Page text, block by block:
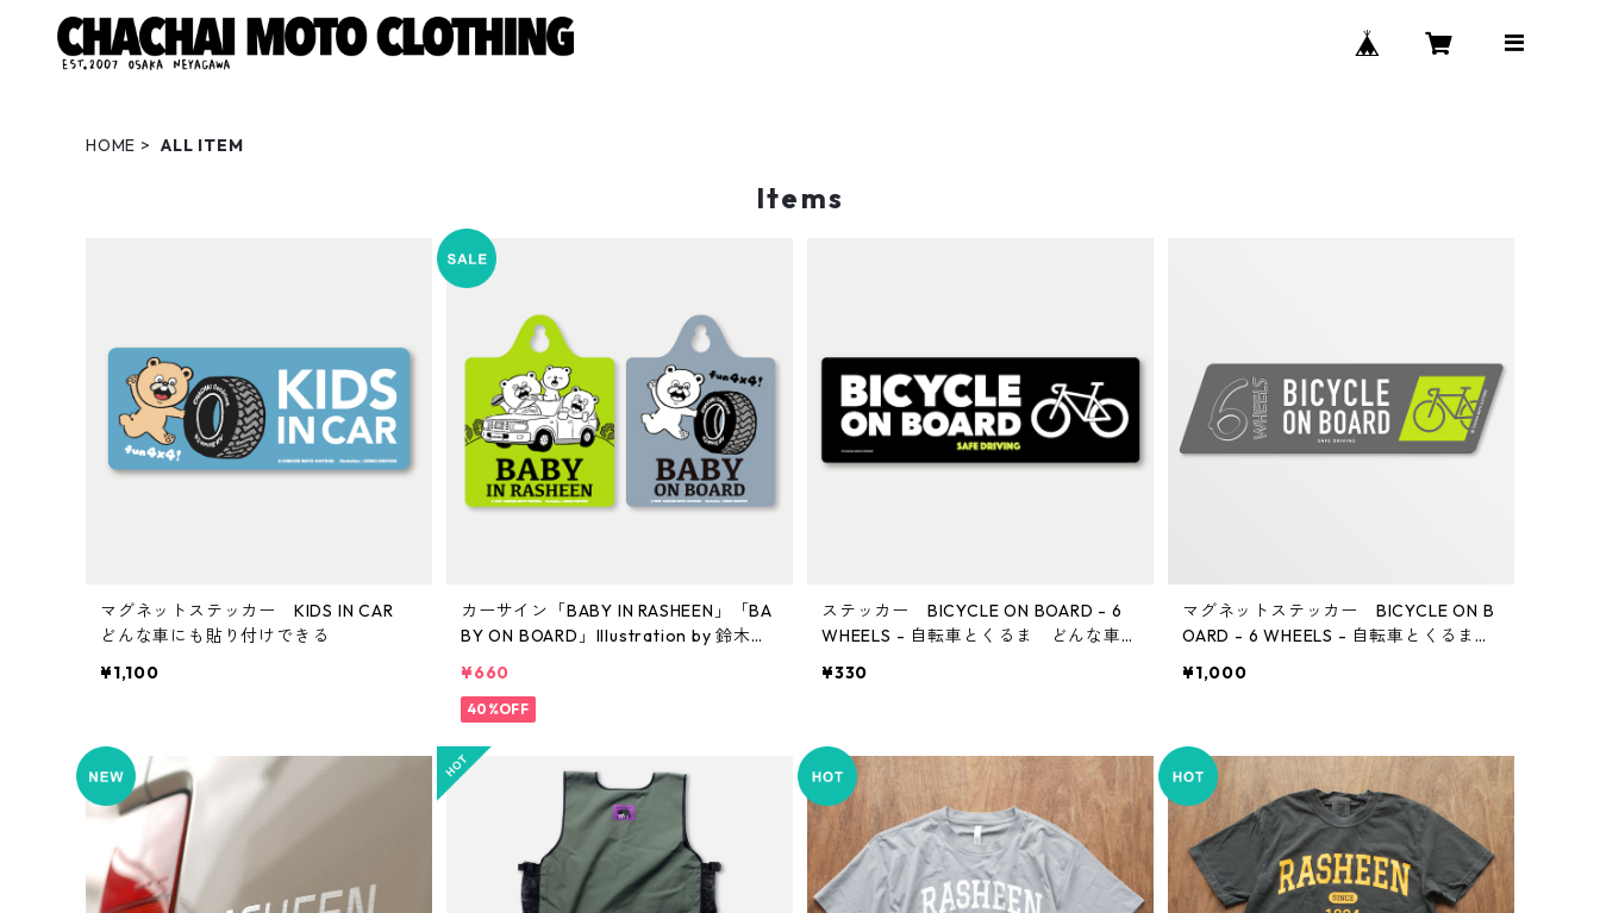
HOME ALL ITEM
Items
マグネットステッカー KIDS IN CAR
どんな車にも貼り付けできる
¥1,100
カーサイン「BABY IN RASHEEN」「BA
BY ON BOARD」Illustration by 鈴木裕
¥660
40%OFF
ステッカー BICYCLE ON BOARD - 6
WHEELS - 自転車とくるま どんな車に
¥330
マグネットステッカー BICYCLE ON B
OARD - 6 WHEELS - 自転車とくるま
¥1,000